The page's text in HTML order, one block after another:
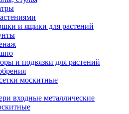
и ящики для растений
и подвязки для растений
москитные
входные металлические